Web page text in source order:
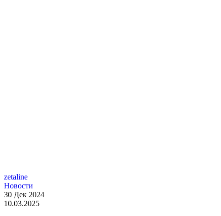
zetaline
Новости
30 Дек 2024
10.03.2025